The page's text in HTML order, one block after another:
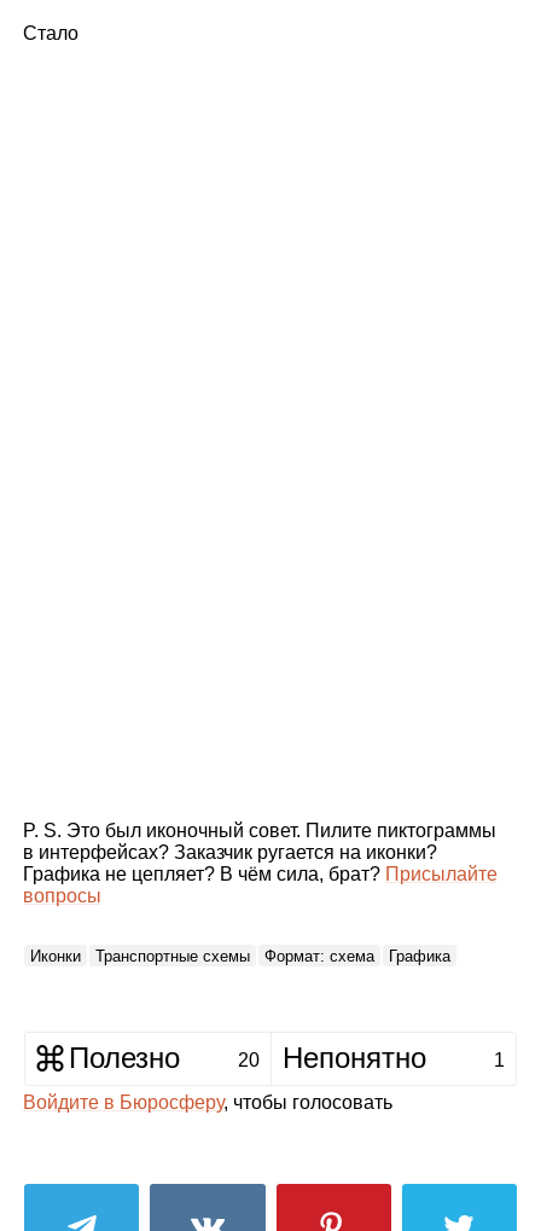
Стало
P. S. Это был иконочный совет. Пилите пиктограммы
в интерфейсах? Заказчик ругается на иконки?
Графика не цепляет? В чём сила, брат? Присылайте
вопросы
Иконки Транспортные схемы Формат: схема Графика
Полезно 20 Непонятно 1
Войдите в Бюросферу, чтобы голосовать